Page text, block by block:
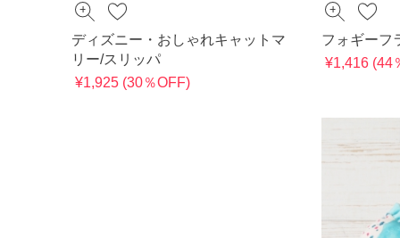
ディズニー・おしゃれキャットマ
リー/スリッパ
¥1,925 (30％OFF)
フォギーフ
¥1,416 (44